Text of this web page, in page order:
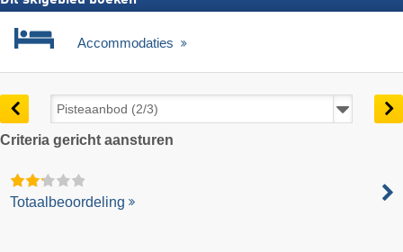
Accommodaties
Criteria gericht aansturen
Totaalbeoordeling